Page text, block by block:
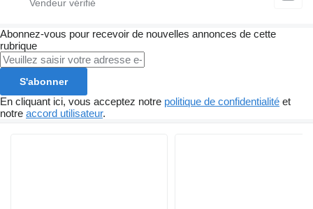
Abonnez-vous pour recevoir de nouvelles annonces de cette
rubrique
S'abonner
En cliquant ici, vous acceptez notre politique de confidentialité et
notre accord utilisateur.